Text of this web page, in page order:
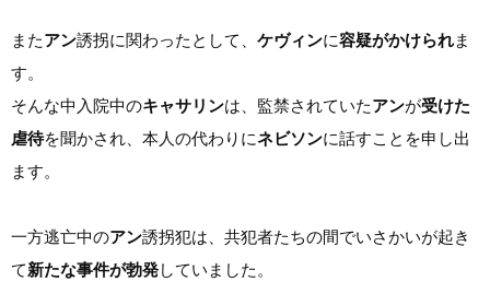
またアン誘拐に関わったとして、 ケヴィンに容疑がかけられま
す。
そんな中入院中のキャサリンは、監禁されていたアンが受けた
虐待を聞かされ、本人の代わりにネビソンに話すことを申し出
ます。
一方逃亡中のアン誘拐犯は、共犯者たちの間でいさかいが起き
て新たな事件が勃発していました。